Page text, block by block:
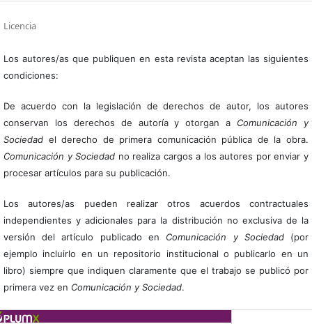
Licencia
Los autores/as que publiquen en esta revista aceptan las siguientes
condiciones:
De acuerdo con la legislación de derechos de autor, los autores
conservan los derechos de autoría y otorgan a Comunicación y
Sociedadel derecho de primera comunicación pública de la obra.
Comunicación y Sociedad no realiza cargos a los autores por enviar y
procesar artículos para su publicación.
Los autores/as pueden realizar otros acuerdos contractuales
independientes y adicionales para la distribución no exclusiva de la
versión del artículo publicado en Comunicación y Sociedad(por
ejemplo incluirlo en un repositorio institucional o publicarlo en un
libro) siempre que indiquen claramente que el trabajo se publicó por
primera vez en Comunicación y Sociedad.